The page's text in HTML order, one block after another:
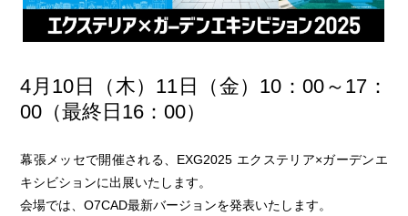
4月10日（木）11日（金）10：00～17：
00（最終日16：00）
幕張メッセで開催される、EXG2025 エクステリア×ガーデンエ
キシビションに出展いたします。
会場では、O7CAD最新バージョンを発表いたします。